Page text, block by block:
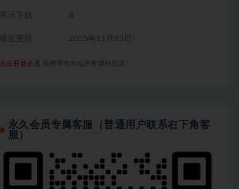
累计下载 8
最近更新 2025年11月13日
点击开通会员 免费享有本站所有课程资源
永久会员专属客服（普通用户联系右下角客
服）